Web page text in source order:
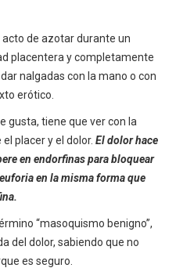
acto de azotar durante un
placentera y completamente
nalgadas con la mano o con
erótico.
gusta, tiene que ver con la
placer y el dolor. El dolor hace
en endorfinas para bloquear
en la misma forma que
“masoquismo benigno”,
del dolor, sabiendo que no
es seguro.